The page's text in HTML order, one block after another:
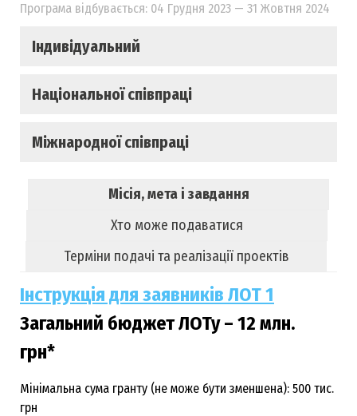
Місія, мета і завдання
Хто може подаватися
Терміни подачі та реалізації проектів
Інструкція для заявників ЛОТ 1
Загальний бюджет ЛОТу – 12 млн.
грн*
Мінімальна сума гранту (не може бути зменшена): 500 тис.
грн
Програма відбувається: 04 Грудня 2023 — 31 Жовтня 2024
Індивідуальний
Національної співпраці
Міжнародної співпраці